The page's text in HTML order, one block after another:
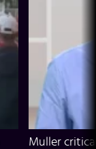
Muller